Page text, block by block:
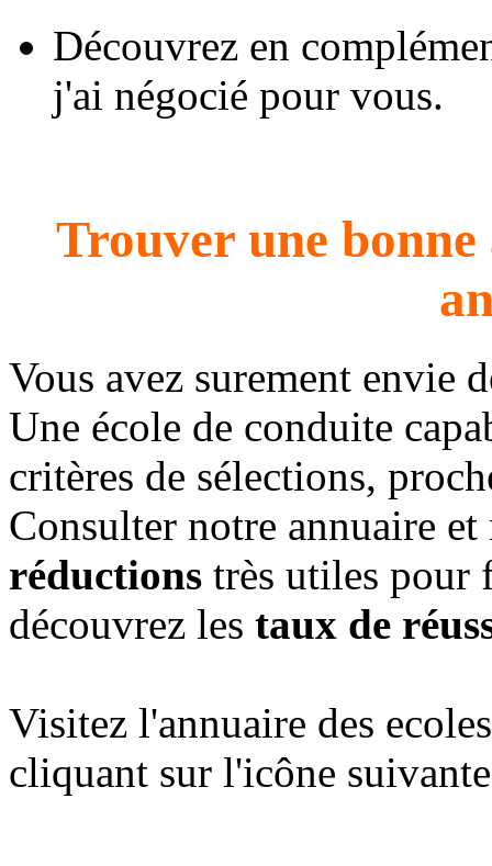
Découvrez en
j'ai négocié pour vous.
Trouver une
Vous avez surement envie
Une école de conduite
critères de sélections,
Consulter notre annuaire
réductions très utiles pour
découvrez les taux de
Visitez l'annuaire des
cliquant sur l'icône